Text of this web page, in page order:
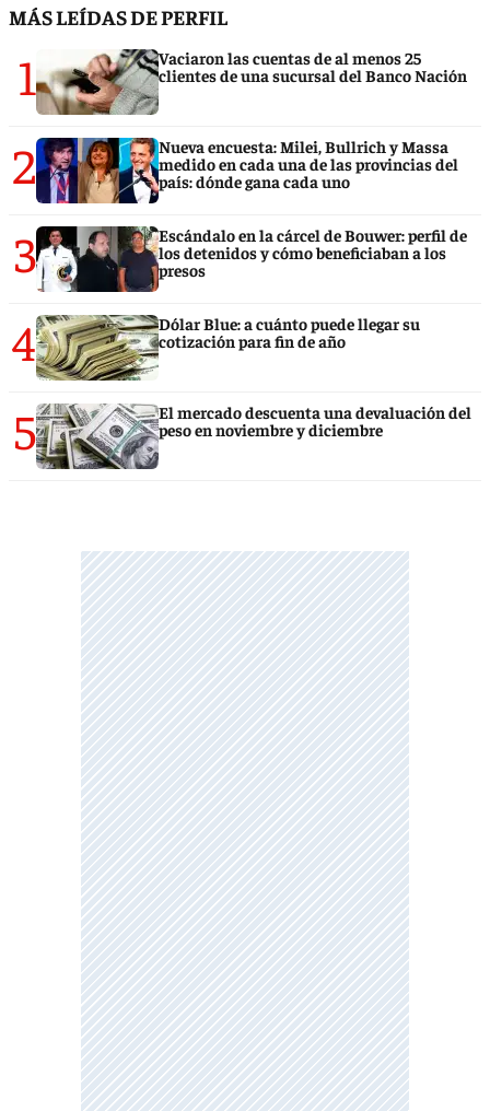
MÁS LEÍDAS DE PERFIL
1
Vaciaron las cuentas de al menos 25
clientes de una sucursal del Banco Nación
2
Nueva encuesta: Milei, Bullrich y Massa
medido en cada una de las provincias del
país: dónde gana cada uno
3
Escándalo en la cárcel de Bouwer: perfil de
los detenidos y cómo beneficiaban a los
presos
4
Dólar Blue: a cuánto puede llegar su
cotización para fin de año
5
El mercado descuenta una devaluación del
peso en noviembre y diciembre